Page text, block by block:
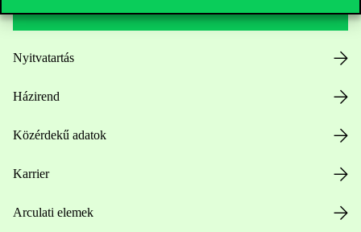
Nyitvatartás
Házirend
Közérdekű adatok
Karrier
Arculati elemek